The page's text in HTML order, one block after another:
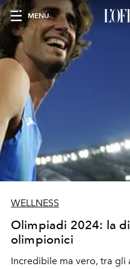
MENU
WELLNESS
Olimpiadi 2024: la
olimpionici
Incredibile ma vero, tra gli